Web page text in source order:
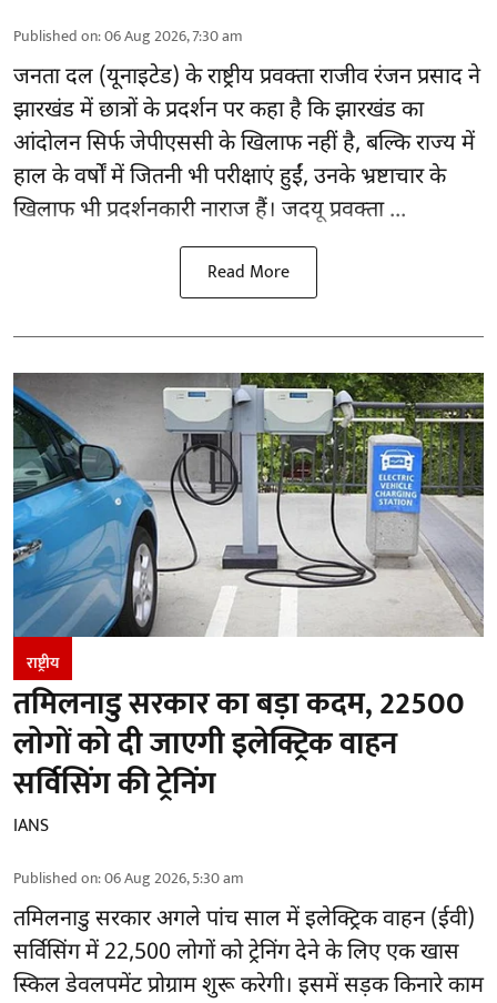
Published on:06 Aug 2026, 7:30 am
जनता दल (यूनाइटेड) के राष्ट्रीय प्रवक्ता राजीव रंजन प्रसाद ने
झारखंड में छात्रों के प्रदर्शन पर कहा है कि झारखंड का
आंदोलन सिर्फजेपीएससीके खिलाफ नहीं है, बल्कि राज्य में
हाल के वर्षों में जितनी भी परीक्षाएं हुईं, उनके भ्रष्टाचार के
खिलाफ भी प्रदर्शनकारी नाराज हैं। जदयू प्रवक्ता ...
Read More
राष्ट्रीय
तमिलनाडु सरकार का बड़ा कदम, 22500
लोगों को दी जाएगी इलेक्ट्रिक वाहन
सर्विसिंग की ट्रेनिंग
IANS
Published on:06 Aug 2026, 5:30 am
तमिलनाडु सरकारअगले पांच साल में इलेक्ट्रिक वाहन (ईवी)
सर्विसिंग में 22,500 लोगों को ट्रेनिंग देने के लिए एक खास
स्किल डेवलपमेंट प्रोग्राम शुरू करेगी। इसमें सड़क किनारे काम